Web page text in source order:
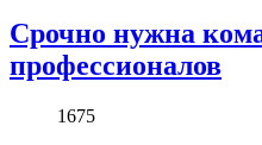
Срочно нужна
профессионалов
1675